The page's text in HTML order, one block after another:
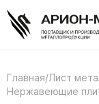
Главная/Лист
Нержавеющие